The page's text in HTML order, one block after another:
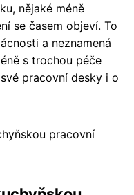
nějaké méně
se časem objeví. To
a neznamená
s trochou péče
pracovní desky i o
pracovní